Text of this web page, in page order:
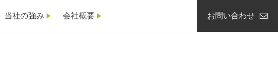
当社の強み 会社概要 お問い合わせ